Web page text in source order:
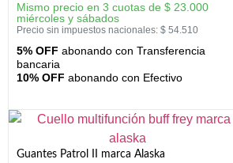
Mismo precio en 3 cuotas de $ 23.000
miércoles y sábados
Precio sin impuestos nacionales: $ 54.510
5% OFF abonando con Transferencia
bancaria
10% OFF abonando con Efectivo
Guantes Patrol II marca Alaska